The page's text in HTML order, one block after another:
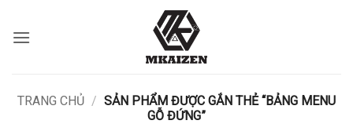
qua
nội
TRANG CHỦ / SẢN PHẨM ĐƯỢC GẮN THẺ “BẢNG MENU
GỖ ĐỨNG”